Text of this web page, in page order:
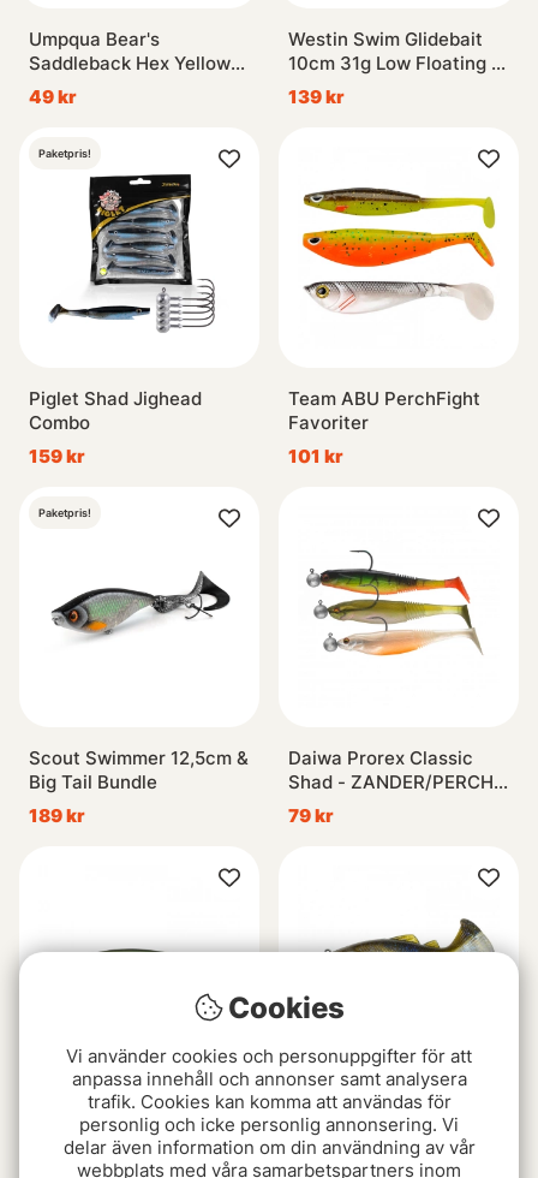
Umpqua Bear's
Saddleback Hex Yellow
#6
49 kr
Westin Swim Glidebait
10cm 31g Low Floating -
Blank
139 kr
Paketpris!
Piglet Shad Jighead
Combo
159 kr
Team ABU PerchFight
Favoriter
101 kr
Paketpris!
Scout Swimmer 12,5cm &
Big Tail Bundle
189 kr
Daiwa Prorex Classic
Shad - ZANDER/PERCH
KIT 1
79 kr
Daiwa TN Double Clutch
189 kr
Molix Hybrid Swimmer
16,5cm, 70g
Cookies
Vi använder cookies och personuppgifter för att
anpassa innehåll och annonser samt analysera
trafik. Cookies kan komma att användas för
personlig och icke personlig annonsering. Vi
delar även information om din användning av vår
webbplats med våra samarbetspartners inom